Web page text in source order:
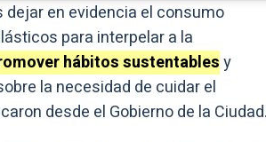
dejar en evidencia el consumo
para interpelar a la
hábitos sustentablesy
la necesidad de cuidar el
desde el Gobierno de la